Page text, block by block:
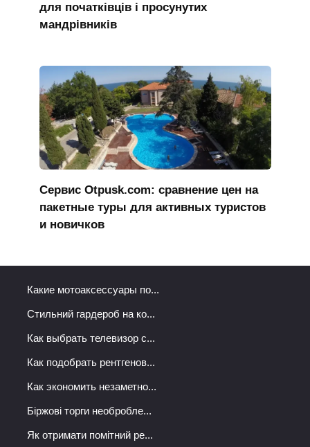
для початківців і просунутих
мандрівників
Сервис Otpusk.com: сравнение цен на
пакетные туры для активных туристов
и новичков
Какие мотоаксессуары по...
Стильний гардероб на ко...
Как выбрать телевизор с...
Как подобрать рентгенов...
Как экономить незаметно...
Біржові торги необробле...
Як отримати помітний ре...